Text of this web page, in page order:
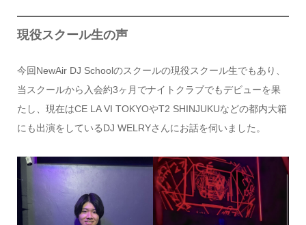
現役スクール生の声
今回NewAir DJ Schoolのスクールの現役スクール生でもあり、
当スクールから入会約3ヶ月でナイトクラブでもデビューを果
たし、現在はCE LA VI TOKYOやT2 SHINJUKUなどの都内大箱
にも出演をしているDJ WELRYさんにお話を伺いました。